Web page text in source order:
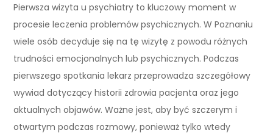
Pierwsza wizyta u psychiatry to kluczowy moment w
procesie leczenia problemów psychicznych. W Poznaniu
wiele osób decyduje się na tę wizytę z powodu różnych
trudności emocjonalnych lub psychicznych. Podczas
pierwszego spotkania lekarz przeprowadza szczegółowy
wywiad dotyczący historii zdrowia pacjenta oraz jego
aktualnych objawów. Ważne jest, aby być szczerym i
otwartym podczas rozmowy, ponieważ tylko wtedy